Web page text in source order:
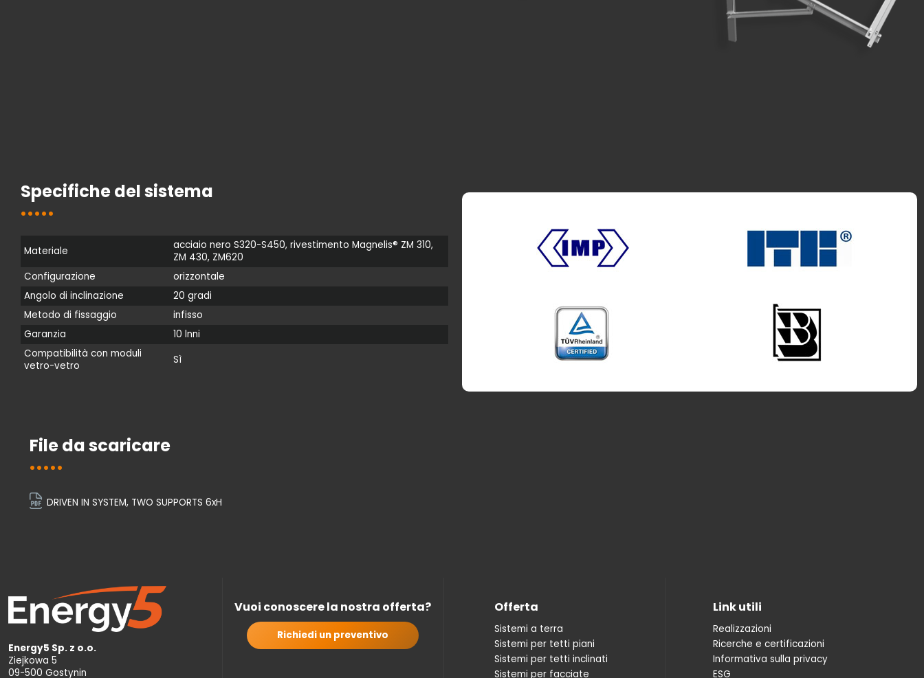
Specifiche del sistema
Materiale
acciaio nero S320-S450, rivestimento Magnelis® ZM 310,
ZM 430, ZM620
Configurazione
orizzontale
Angolo di inclinazione
20 gradi
Metodo di fissaggio
infisso
Garanzia
10 lnni
Compatibilità con moduli
vetro-vetro
Sì
File da scaricare
DRIVEN IN SYSTEM, TWO SUPPORTS 6xH
Energy5 Sp. z o.o.
Ziejkowa 5
09-500 Gostynin
Vuoi conoscere la nostra offerta?
Richiedi un preventivo
Offerta
Sistemi a terra
Sistemi per tetti piani
Sistemi per tetti inclinati
Sistemi per facciate
Link utili
Realizzazioni
Ricerche e certificazioni
Informativa sulla privacy
ESG